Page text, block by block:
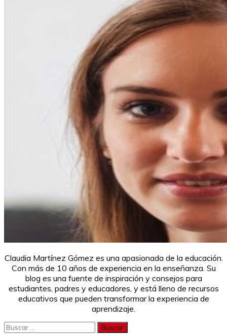
Claudia Martínez Gómez es una apasionada de la educación.
Con más de 10 años de experiencia en la enseñanza. Su
blog es una fuente de inspiración y consejos para
estudiantes, padres y educadores, y está lleno de recursos
educativos que pueden transformar la experiencia de
aprendizaje.
Buscar: